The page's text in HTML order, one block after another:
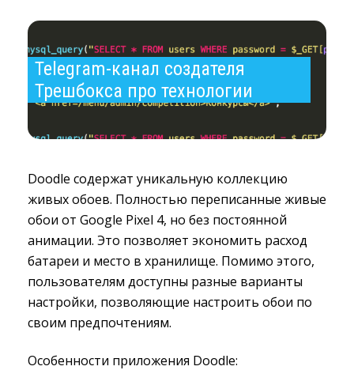
Telegram-канал создателя
Трешбокса про технологии
Doodle содержат уникальную коллекцию
живых обоев. Полностью переписанные живые
обои от Google Pixel 4, но без постоянной
анимации. Это позволяет экономить расход
батареи и место в хранилище. Помимо этого,
пользователям доступны разные варианты
настройки, позволяющие настроить обои по
своим предпочтениям.
Особенности приложения Doodle: